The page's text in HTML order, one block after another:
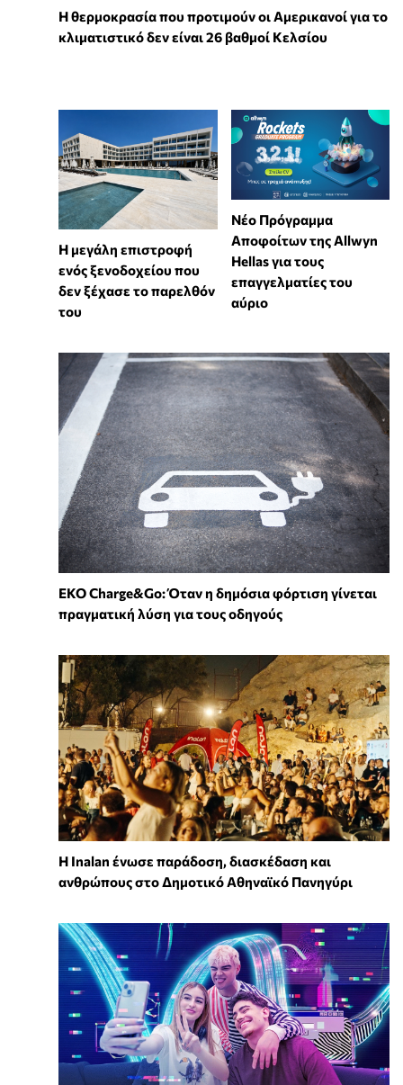
Η θερμοκρασία που προτιμούν οι Αμερικανοί για το
κλιματιστικό δεν είναι 26 βαθμοί Κελσίου
Η μεγάλη επιστροφή
ενός ξενοδοχείου που
δεν ξέχασε το παρελθόν
του
Νέο Πρόγραμμα
Αποφοίτων της Allwyn
Hellas για τους
επαγγελματίες του
αύριο
EKO Charge&Go: Όταν η δημόσια φόρτιση γίνεται
πραγματική λύση για τους οδηγούς
Η Inalan ένωσε παράδοση, διασκέδαση και
ανθρώπους στο Δημοτικό Αθηναϊκό Πανηγύρι